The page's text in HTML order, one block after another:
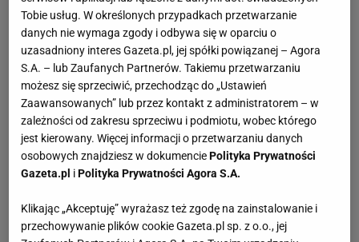
Tobie usług. W określonych przypadkach przetwarzanie
danych nie wymaga zgody i odbywa się w oparciu o
uzasadniony interes Gazeta.pl, jej spółki powiązanej – Agora
S.A. – lub Zaufanych Partnerów. Takiemu przetwarzaniu
możesz się sprzeciwić, przechodząc do „Ustawień
Zaawansowanych” lub przez kontakt z administratorem – w
zależności od zakresu sprzeciwu i podmiotu, wobec którego
jest kierowany. Więcej informacji o przetwarzaniu danych
osobowych znajdziesz w dokumenciePolityka Prywatności
Gazeta.pl iPolityka Prywatności Agora S.A.
Klikając „Akceptuję” wyrażasz też zgodę na zainstalowanie i
przechowywanie plików cookie Gazeta.pl sp. z o.o., jej